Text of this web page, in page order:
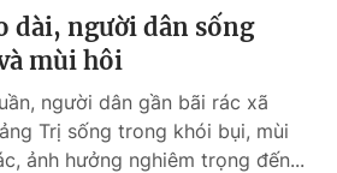
dài, người dân sống
mùi hôi
người dân gần bãi rác xã
Trị sống trong khói bụi, mùi
ảnh hưởng nghiêm trọng đến...